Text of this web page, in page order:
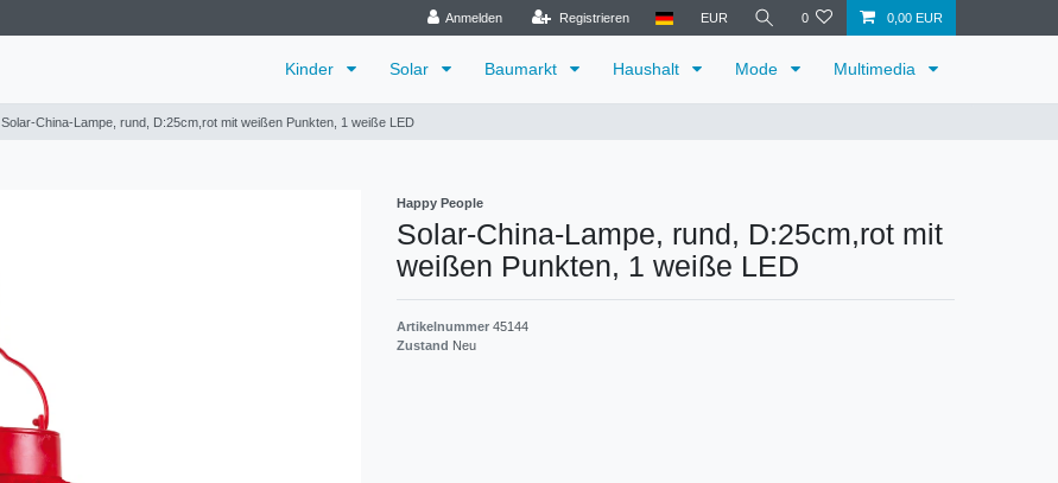
Anmelden Registrieren EUR 0 0,00 EUR
Kinder Solar Baumarkt Haushalt Mode Multimedia
Solar-China-Lampe, rund, D:25cm,rot mit weißen Punkten, 1 weiße LED
Happy People
Solar-China-Lampe, rund, D:25cm,rot mit
weißen Punkten, 1 weiße LED
Artikelnummer 45144
Zustand Neu